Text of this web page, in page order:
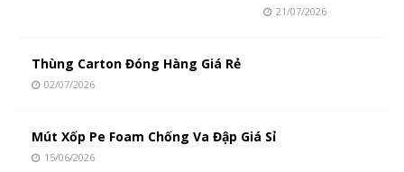
21/07/2026
Thùng Carton Đóng Hàng Giá Rẻ
02/07/2026
Mút Xốp Pe Foam Chống Va Đập Giá Sỉ
15/06/2026